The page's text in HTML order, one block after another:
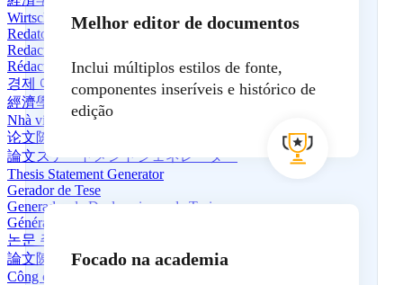
Wirtschaftsaufsatzschreiber
Redator de ensaios de Economia
Redactor de ensayos de economía
Rédacteur d'essais économiques
경제 에세이 작가
經濟學論文寫作專家
Nhà viết bài luận Kinh tế
论文陈述生成器
論文ステートメントジェネレーター
Thesis Statement Generator
Gerador de Tese
Generador de Declaraciones de Tesis
Générateur d'énoncé de thèse
논문 주제 생성기
論文陳述生成器
Công cụ Tạo Bản Tuyên Bố Luận Văn
Melhor editor de documentos
Inclui múltiplos estilos de fonte,
componentes inseríveis e histórico de
edição
Focado na academia